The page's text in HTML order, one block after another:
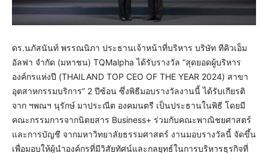
ดร.นภัสนันท์ พรรณนิภา ประธานเจ้าหน้าที่บริหาร บริษัท ทีคิวเอ็ม
อัลฟา จำกัด (มหาชน) TQMalpha ได้รับรางวัล “สุดยอดผู้บริหาร
องค์กรแห่งปี (THAILAND TOP CEO OF THE YEAR 2024) สาขา
อุตสาหกรรมบริการ” 2 ปีซ้อน ซึ่งพิธีมอบรางวัลงานนี้ ได้รับเกียรติ
จาก ฯพณฯ นุรักษ์ มาประณีต องคมนตรี เป็นประธานในพิธี โดยมี
คณะกรรมการจากนิตยสาร Business+ ร่วมกับคณะพาณิชยศาสตร์
และการบัญชี จากมหาวิทยาลัยธรรมศาสตร์ งานมอบรางวัลนี้ จัดขึ้น
เพื่อมอบให้ผู้นำองค์กรที่มีวิสัยทัศน์และกลยุทธ์ในการบริหารธุรกิจที่